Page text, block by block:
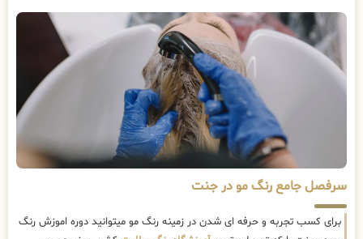
سرفصل جامع رنگ مو در جنت
برای کسب تجربه و حرفه ای شدن در زمینه رنگ مو میتوانید دوره اموزش رنگ